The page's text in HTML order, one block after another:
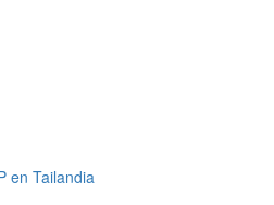
en Tailandia